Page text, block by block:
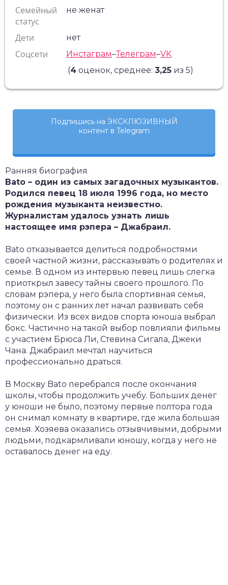
Семейный
статус
не женат
Дети нет
Соцсети Инстаграм–Телеграм–VK
(4оценок, среднее: 3,25из 5)
Подпишись на ЭКСКЛЮЗИВНЫЙ
контент в Telegram
Ранняя биография
Bato – один из самых загадочных музыкантов.
Родился певец 18 июля 1996 года, но место
рождения музыканта неизвестно.
Журналистам удалось узнать лишь
настоящее имя рэпера – Джабраил.
Bato отказывается делиться подробностями
своей частной жизни, рассказывать о родителях и
семье. В одном из интервью певец лишь слегка
приоткрыл завесу тайны своего прошлого. По
словам рэпера, у него была спортивная семья,
поэтому он с ранних лет начал развивать себя
физически. Из всех видов спорта юноша выбрал
бокс. Частично на такой выбор повлияли фильмы
с участием Брюса Ли, Стевина Сигала, Джеки
Чана. Джабраил мечтал научиться
профессионально драться.
В Москву Bato перебрался после окончания
школы, чтобы продолжить учебу. Больших денег
у юноши не было, поэтому первые полтора года
он снимал комнату в квартире, где жила большая
семья. Хозяева оказались отзывчивыми, добрыми
людьми, подкармливали юношу, когда у него не
оставалось денег на еду.